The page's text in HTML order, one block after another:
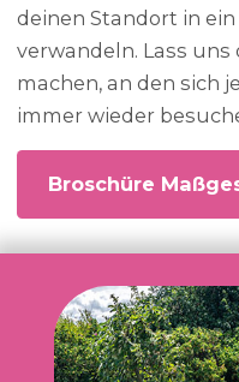
deinen Standort in
verwandeln. Lass
machen, an den sich
immer wieder
Broschüre